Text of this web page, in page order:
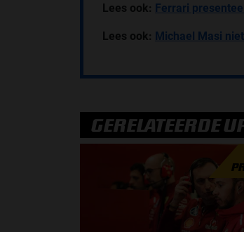
Lees ook: Ferrari
Lees ook: Michael Masi
GERELATEERDE